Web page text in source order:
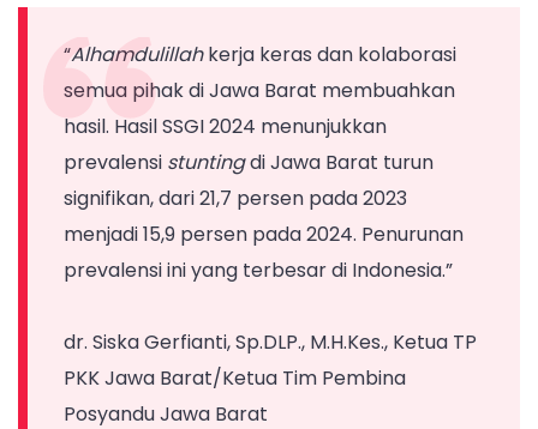
Ketua
PKK/TP
Posyandu
Syahnaz
Sadiqah
pihak
terkait
dalam
“Alhamdulillahkerja keras dan kolaborasi
semua pihak di Jawa Barat membuahkan
hasil. Hasil SSGI 2024 menunjukkan
prevalensi stuntingdi Jawa Barat turun
signifikan, dari 21,7 persen pada 2023
menjadi 15,9 persen pada 2024. Penurunan
prevalensi ini yang terbesar di Indonesia.”
dr. Siska Gerfianti, Sp.DLP., M.H.Kes., Ketua TP
PKK Jawa Barat/Ketua Tim Pembina
Posyandu Jawa Barat